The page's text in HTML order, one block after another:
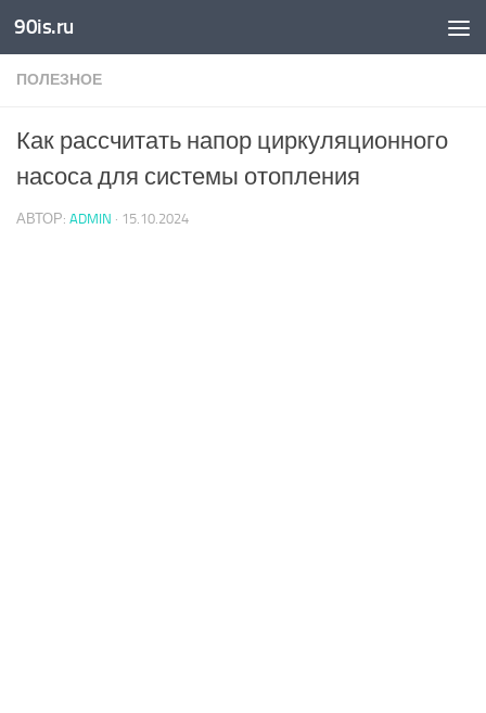
Skip to content
90is.ru
ПОЛЕЗНОЕ
Как рассчитать напор циркуляционного
насоса для системы отопления
АВТОР: ADMIN · 15.10.2024